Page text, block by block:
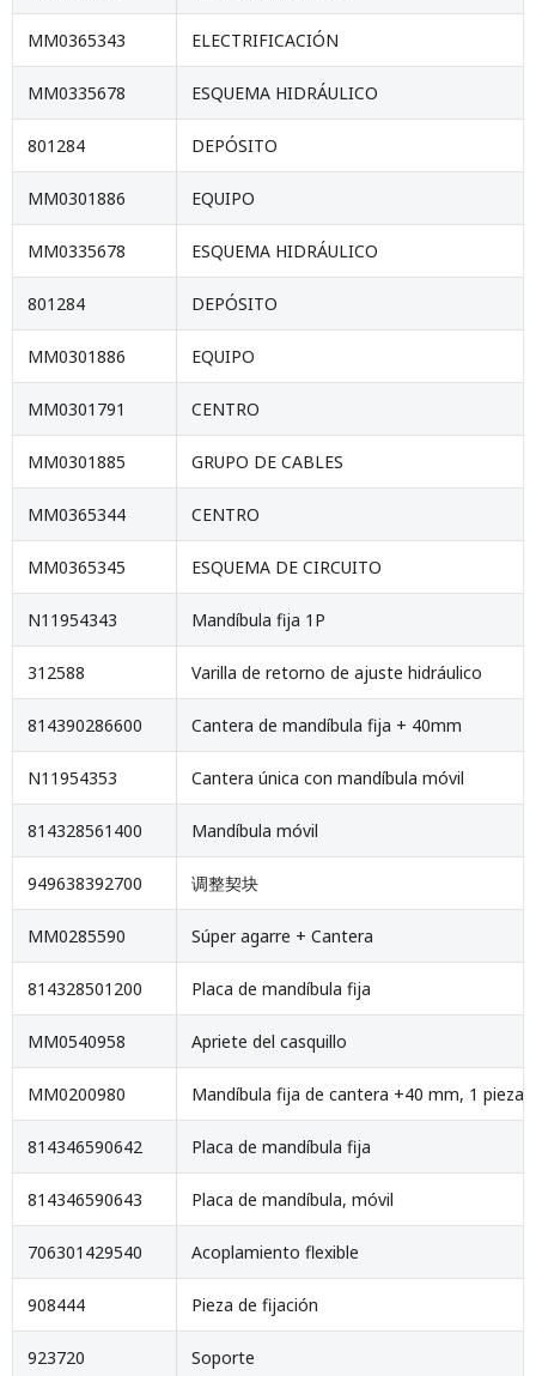
MM0365343 ELECTRIFICACIÓN
MM0335678 ESQUEMA HIDRÁULICO
801284 DEPÓSITO
MM0301886 EQUIPO
MM0335678 ESQUEMA HIDRÁULICO
801284 DEPÓSITO
MM0301886 EQUIPO
MM0301791 CENTRO
MM0301885 GRUPO DE CABLES
MM0365344 CENTRO
MM0365345 ESQUEMA DE CIRCUITO
N11954343 Mandíbula fija 1P
312588 Varilla de retorno de ajuste hidráulico
814390286600 Cantera de mandíbula fija + 40mm
N11954353 Cantera única con mandíbula móvil
814328561400 Mandíbula móvil
949638392700 调整契块
MM0285590 Súper agarre + Cantera
814328501200 Placa de mandíbula fija
MM0540958 Apriete del casquillo
MM0200980 Mandíbula fija de cantera +40 mm, 1 pieza
814346590642 Placa de mandíbula fija
814346590643 Placa de mandíbula, móvil
706301429540 Acoplamiento flexible
908444 Pieza de fijación
923720 Soporte